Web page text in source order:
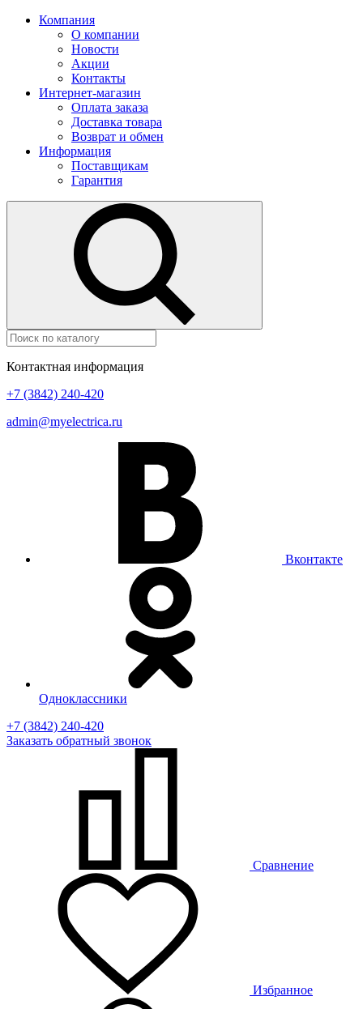
Компания
О компании
Новости
Акции
Контакты
Интернет-магазин
Оплата заказа
Доставка товара
Возврат и обмен
Информация
Поставщикам
Гарантия
Контактная информация
+7 (3842) 240-420
admin@myelectrica.ru
Вконтакте
Одноклассники
+7 (3842) 240-420
Заказать обратный звонок
Сравнение
Избранное